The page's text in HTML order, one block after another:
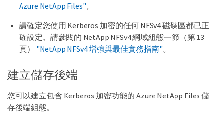
Azure NetApp Files"。
請確定您使用 Kerberos 加密的任何 NFSv4 磁碟區都已正
確設定。請參閱的 NetApp NFSv4 網域組態一節（第 13
頁） "NetApp NFSv4 增強與最佳實務指南"。
建立儲存後端
您可以建立包含 Kerberos 加密功能的 Azure NetApp Files 儲
存後端組態。